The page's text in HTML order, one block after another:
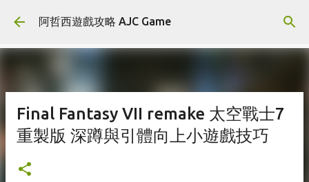
跳到主要內容
阿哲西遊戲攻略 AJC Game
Final Fantasy VII remake 太空戰士7
重製版 深蹲與引體向上小遊戲技巧